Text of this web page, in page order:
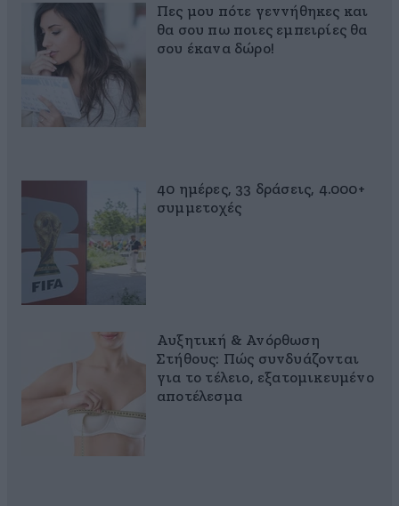
Πες μου πότε γεννήθηκες και
θα σου πω ποιες εμπειρίες θα
σου έκανα δώρο!
40 ημέρες, 33 δράσεις, 4.000+
συμμετοχές
Αυξητική & Ανόρθωση
Στήθους: Πώς συνδυάζονται
για το τέλειο, εξατομικευμένο
αποτέλεσμα